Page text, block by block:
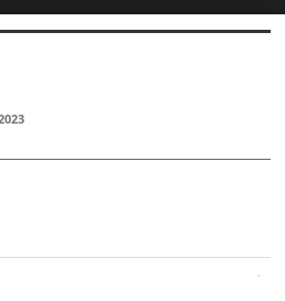
치북5
케치북5
치북5
케치북5